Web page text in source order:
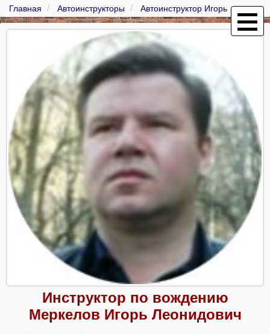
Главная Автоинструкторы Автоинструктор Игорь
Инструктор по вождению
Меркелов Игорь Леонидович